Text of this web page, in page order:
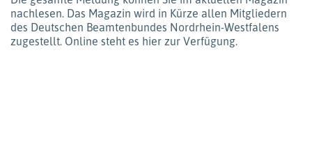
nachlesen. Das Magazin wird in Kürze allen Mitgliedern
des Deutschen Beamtenbundes Nordrhein-Westfalens
zugestellt. Online steht es hier zur Verfügung.